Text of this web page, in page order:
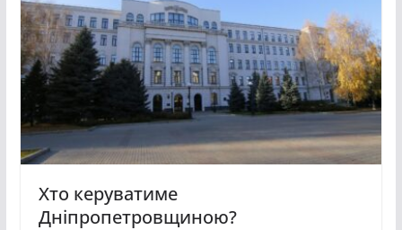
Хто керуватиме
Дніпропетровщиною?